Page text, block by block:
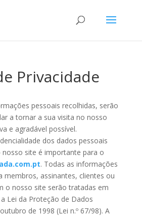
Privacidade
pessoais recolhidas, serão
a tornar a sua visita no nosso
e agradável possível.
dos dados pessoais
nosso site é importante para o
. Todas as informações
membros, assinantes, clientes ou
o nosso site serão tratadas em
Lei da Proteção de Dados
de 1998 (Lei n.º 67/98). A